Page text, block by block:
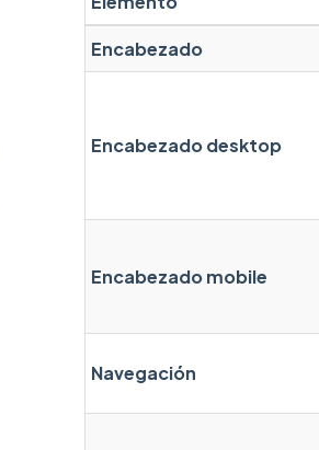
Encabezado
Encabezado desktop
Encabezado mobile
Navegación